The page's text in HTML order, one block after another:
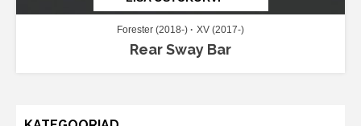
Forester (2018-) XV (2017-)
Rear Sway Bar